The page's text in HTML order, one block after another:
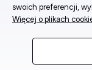
swoich preferencji,
Więcej o plikach